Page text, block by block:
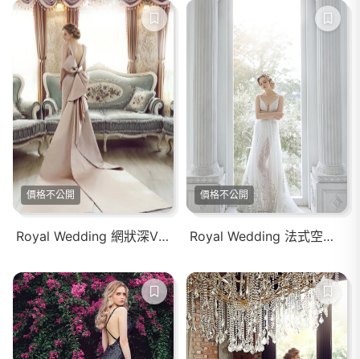
價格不公開
Royal Wedding 網狀深V魚尾禮服
價格不公開
Royal Wedding 法式空靈感白紗